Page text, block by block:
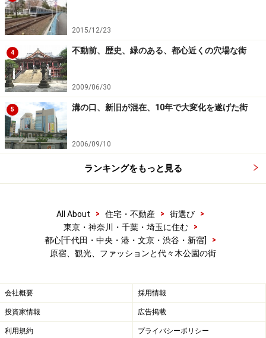
ご存じのように代々木練兵場は戦後、アメリカ空軍将校
の兵舎ワシントンハイツとなり、16年間の占領期間を経
て、前回の東京オリンピックの選手村などに利用され、
その後、代々木公園となったもの。ワシントンハイツ時
代には米軍将兵とその家族向けに表参道沿いのキディラ
ンド、オリエンタルバザーなど、現在もある店が登場し
ましたし、オリンピックを機に大きくイメージアップし
た原宿周辺には黎明期の高額マンションが建ち並ぶこと
になります。好例は駅前に今も堂々たる姿を見せるコー
外国人客も含め、いつも賑わう竹下通り。賑わい始めたのは
その原宿が、特にファッションの街として認識され始め
たのは1970年代に相次いで創刊されたアンアンやノンノ
といった女性向けファッション誌が原宿、渋谷をおしゃ
2015/12/23
4 不動前、歴史、緑のある、都心近くの穴場な街
2009/06/30
5 溝の口、新旧が混在、10年で大変化を遂げた街
2006/09/10
ランキングをもっと見る
All About > 住宅・不動産 > 街選び
>
東京・神奈川・千葉・埼玉に住む
>
都心[千代田・中央・港・文京・渋谷・新宿]
>
原宿、観光、ファッションと代々木公園の街
会社概要 採用情報
投資家情報 広告掲載
利用規約 プライバシーポリシー